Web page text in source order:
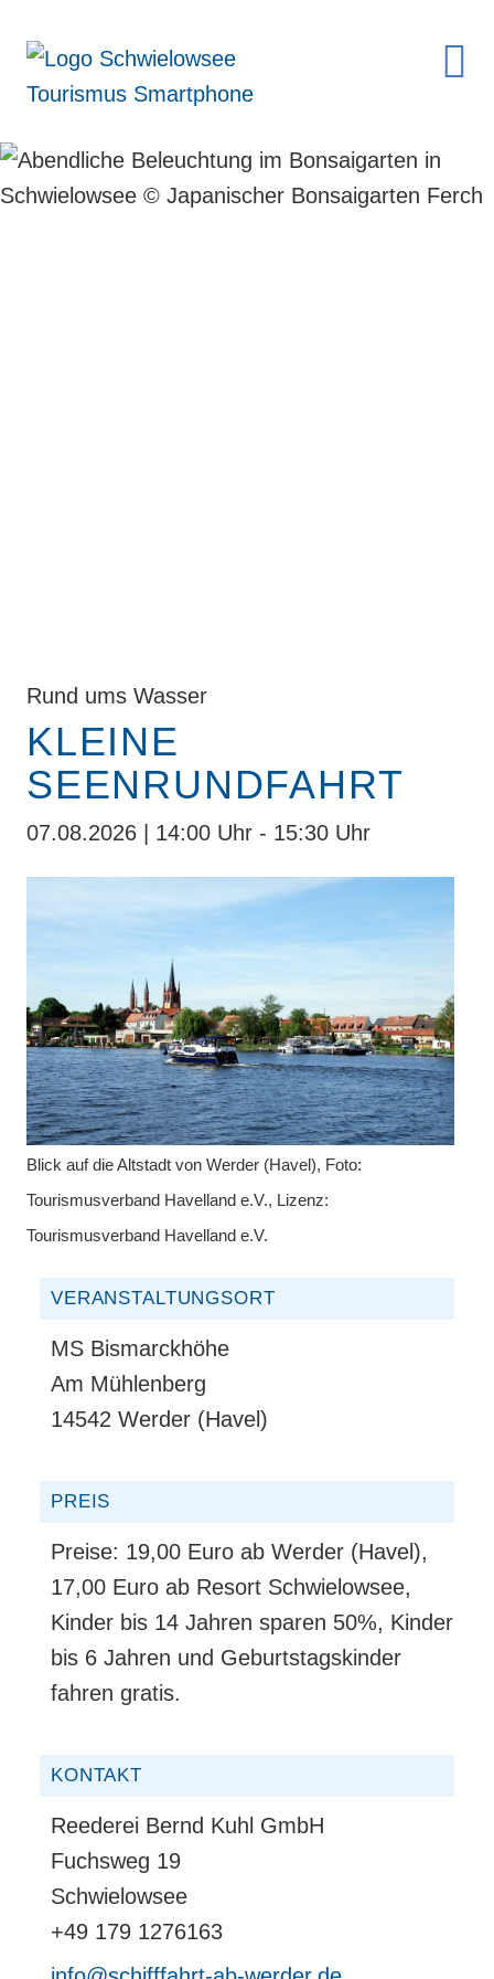
Rund ums Wasser
KLEINE
SEENRUNDFAHRT
07.08.2026 | 14:00 Uhr - 15:30 Uhr
Blick auf die Altstadt von Werder (Havel), Foto:
Tourismusverband Havelland e.V., Lizenz:
Tourismusverband Havelland e.V.
VERANSTALTUNGSORT
MS Bismarckhöhe
Am Mühlenberg
14542 Werder (Havel)
PREIS
Preise: 19,00 Euro ab Werder (Havel),
17,00 Euro ab Resort Schwielowsee,
Kinder bis 14 Jahren sparen 50%, Kinder
bis 6 Jahren und Geburtstagskinder
fahren gratis.
KONTAKT
Reederei Bernd Kuhl GmbH
Fuchsweg 19
Schwielowsee
+49 179 1276163